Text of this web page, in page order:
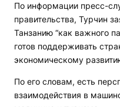
По информации пресс-
правительства, Турчин
Танзанию “как важного
готов поддерживать
экономическому
По его словам, есть
взаимодействия в